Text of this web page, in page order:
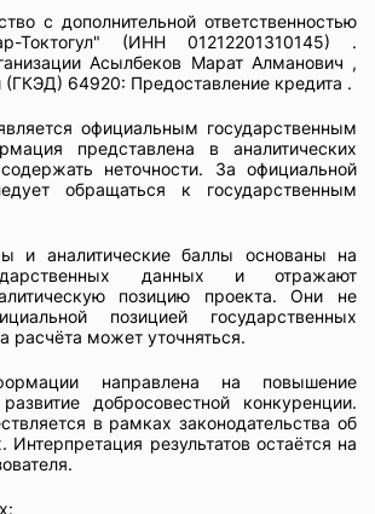
с дополнительной ответственностью
Токтогул" (ИНН 01212201310145) .
Асылбеков Марат Алманович ,
(ГКЭД) 64920: Предоставление кредита .
официальным государственным
представлена в аналитических
неточности. За официальной
обращаться к государственным
и аналитические баллы основаны на
данных и отражают
позицию проекта. Они не
позицией государственных
расчёта может уточняться.
направлена на повышение
добросовестной конкуренции.
в рамках законодательства об
результатов остаётся на